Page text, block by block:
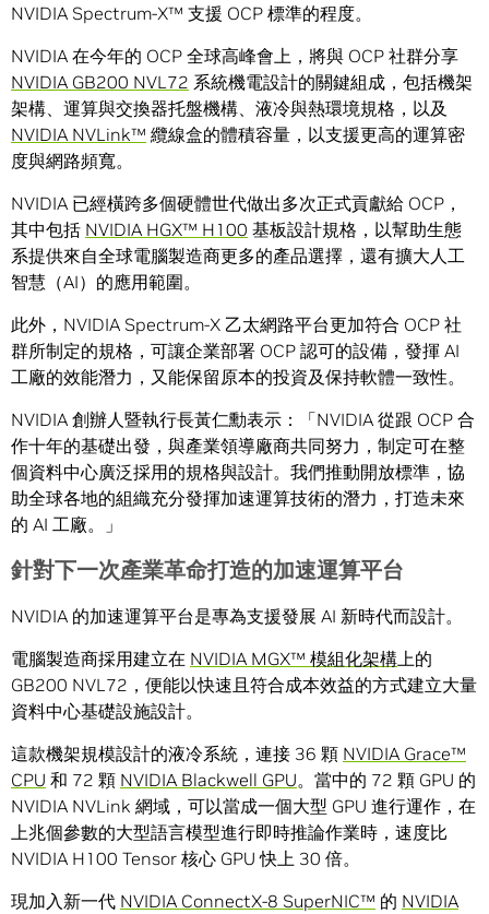
NVIDIA Spectrum-X™ 支援 OCP 標準的程度。
NVIDIA 在今年的 OCP 全球高峰會上，將與 OCP 社群分享
NVIDIA GB200 NVL72 系統機電設計的關鍵組成，包括機架
架構、運算與交換器托盤機構、液冷與熱環境規格，以及
NVIDIA NVLink™ 纜線盒的體積容量，以支援更高的運算密
度與網路頻寬。
NVIDIA 已經橫跨多個硬體世代做出多次正式貢獻給 OCP，
其中包括 NVIDIA HGX™ H100 基板設計規格，以幫助生態
系提供來自全球電腦製造商更多的產品選擇，還有擴大人工
智慧（AI）的應用範圍。
此外，NVIDIA Spectrum-X 乙太網路平台更加符合 OCP 社
群所制定的規格，可讓企業部署 OCP 認可的設備，發揮 AI
工廠的效能潛力，又能保留原本的投資及保持軟體一致性。
NVIDIA 創辦人暨執行長黃仁勳表示：「NVIDIA 從跟 OCP 合
作十年的基礎出發，與產業領導廠商共同努力，制定可在整
個資料中心廣泛採用的規格與設計。我們推動開放標準，協
助全球各地的組織充分發揮加速運算技術的潛力，打造未來
的 AI 工廠。」
針對下一次產業革命打造的加速運算平台
NVIDIA 的加速運算平台是專為支援發展 AI 新時代而設計。
電腦製造商採用建立在 NVIDIA MGX™ 模組化架構上的
GB200 NVL72，便能以快速且符合成本效益的方式建立大量
資料中心基礎設施設計。
這款機架規模設計的液冷系統，連接 36 顆 NVIDIA Grace™
CPU 和 72 顆 NVIDIA Blackwell GPU。當中的 72 顆 GPU 的
NVIDIA NVLink 網域，可以當成一個大型 GPU 進行運作，在
上兆個參數的大型語言模型進行即時推論作業時，速度比
NVIDIA H100 Tensor 核心 GPU 快上 30 倍。
現加入新一代 NVIDIA ConnectX-8 SuperNIC™ 的 NVIDIA